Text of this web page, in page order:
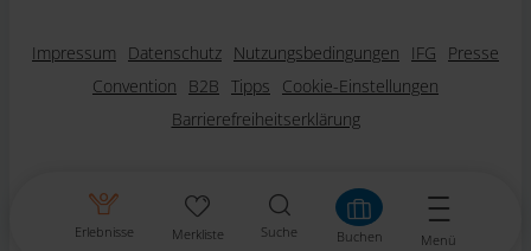
Erlebnisse Merkliste Suche Buchen Menü
Impressum Datenschutz Nutzungsbedingungen IFG
Presse
Convention
B2B Tipps
Cookie-Einstellungen
Barrierefreiheitserklärung